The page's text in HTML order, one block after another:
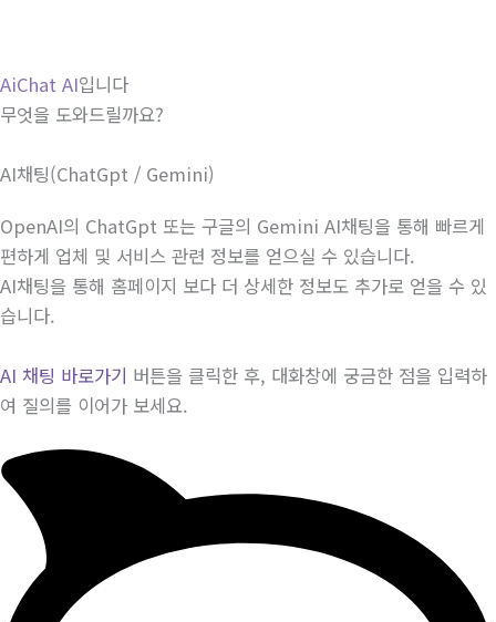
AiChat AI입니다
무엇을 도와드릴까요?
AI채팅(ChatGpt / Gemini)
OpenAI의 ChatGpt 또는 구글의 Gemini AI채팅을 통해 빠르게
편하게 업체 및 서비스 관련 정보를 얻으실 수 있습니다.
AI채팅을 통해 홈페이지 보다 더 상세한 정보도 추가로 얻을 수 있
습니다.
AI 채팅 바로가기 버튼을 클릭한 후, 대화창에 궁금한 점을 입력하
여 질의를 이어가 보세요.